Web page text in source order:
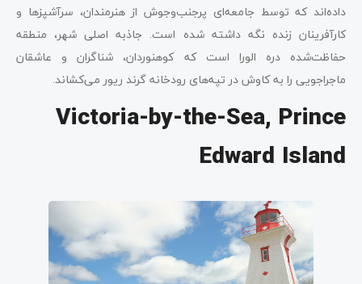
داده‌اند که توسط جامعه‌ای پرجنب‌وجوش از هنرمندان، سرآشپزها و
کارآفرینان زنده نگه داشته شده است. جاذبه اصلی شهر، منطقه
حفاظت‌شده دره الورا است که کوهنوردان، شناگران و عاشقان
ماجراجویی را به کاوش در تپه‌های رودخانه گرند ریور می‌کشاند.
Victoria-by-the-Sea, Prince
Edward Island